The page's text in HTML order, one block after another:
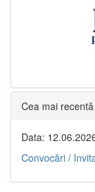
Cea mai
Data:
Convocări /